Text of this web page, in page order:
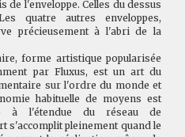
de l'enveloppe. Celles du dessus
quatre autres enveloppes,
précieusement à l'abri de la
forme artistique popularisée
par Fluxus, est un art du
sur l'ordre du monde et
habituelle de moyens est
à l'étendue du réseau de
s'accomplit pleinement quand le